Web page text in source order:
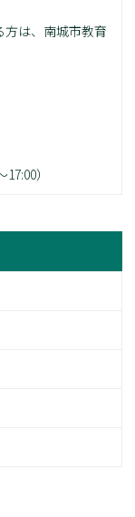
は、南城市教育
）